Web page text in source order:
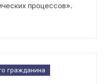
процессов».
гражданина